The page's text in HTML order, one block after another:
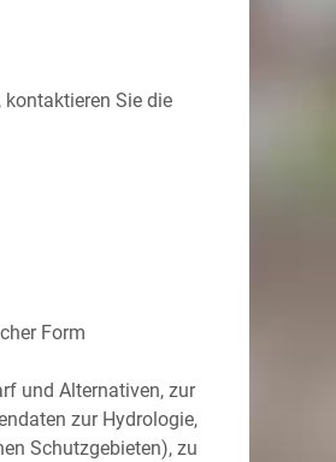
Sie die
Form
und Alternativen, zur
zur Hydrologie,
Schutzgebieten), zu